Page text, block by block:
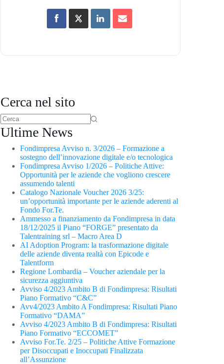
Cerca nel sito
Ultime News
Fondimpresa Avviso n. 3/2026 – Formazione a
sostegno dell’innovazione digitale e/o tecnologica
Fondimpresa Avviso 1/2026 – Politiche Attive:
Opportunità per le aziende che vogliono crescere
assumendo talenti
Catalogo Nazionale Voucher 2026 3/25:
un’opportunità importante per le aziende aderenti al
Fondo For.Te.
Ammesso a finanziamento da Fondimpresa in data
18/12/2025 il Piano “FORGE” presentato da
Talentraining srl – Macro Area D
AI Adoption Program: la trasformazione digitale
delle aziende diventa realtà con Epicode e
Talentform
Regione Lombardia – Voucher aziendale per la
sicurezza aggiuntiva
Avviso 4/2023 Ambito B di Fondimpresa: Risultati
Piano Formativo “C&C”
Avv4/2023 Ambito A Fondimpresa: Risultati Piano
Formativo “DAMA”
Avviso 4/2023 Ambito B di Fondimpresa: Risultati
Piano Formativo “ECCOMET”
Avviso For.Te. 2/25 – Politiche Attive Formazione
per Disoccupati e Inoccupati Finalizzata
all’Assunzione